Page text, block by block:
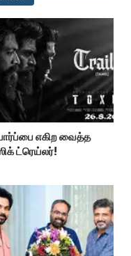
எகிற வைத்த
ட்ரெய்லர்!